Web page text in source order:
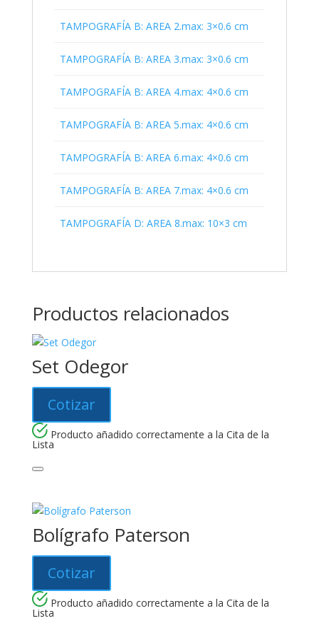
TAMPOGRAFÍA B: AREA 2.max: 3×0.6 cm
TAMPOGRAFÍA B: AREA 3.max: 3×0.6 cm
TAMPOGRAFÍA B: AREA 4.max: 4×0.6 cm
TAMPOGRAFÍA B: AREA 5.max: 4×0.6 cm
TAMPOGRAFÍA B: AREA 6.max: 4×0.6 cm
TAMPOGRAFÍA B: AREA 7.max: 4×0.6 cm
TAMPOGRAFÍA D: AREA 8.max: 10×3 cm
Productos relacionados
Set Odegor
Cotizar
Producto añadido correctamente a la Cita de la
Lista
Bolígrafo Paterson
Cotizar
Producto añadido correctamente a la Cita de la
Lista